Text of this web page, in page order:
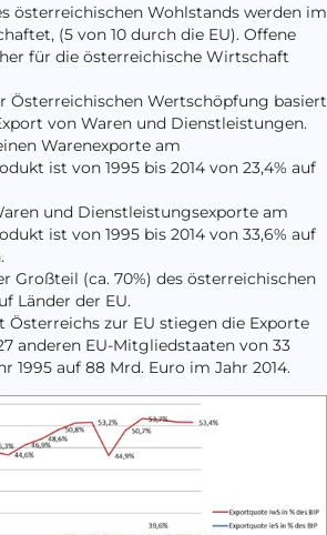
österreichischen Wohlstands werden im
(5 von 10 durch die EU). Offene
für die österreichische Wirtschaft
Österreichischen Wertschöpfung basiert
von Waren und Dienstleistungen.
Warenexporte am
ist von 1995 bis 2014 von 23,4% auf
und Dienstleistungsexporte am
ist von 1995 bis 2014 von 33,6% auf
Großteil (ca. 70%) des österreichischen
Länder der EU.
zur EU stiegen die Exporte
anderen EU-Mitgliedstaaten von 33
1995 auf 88 Mrd. Euro im Jahr 2014.